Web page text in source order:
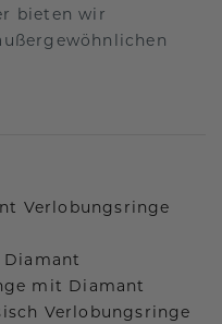
bieten wir
Verlobungsringe
mit Diamant
Verlobungsringe